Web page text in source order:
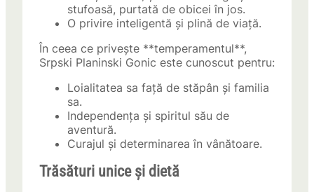
stufoasă, purtată de obicei în jos.
O privire inteligentă și plină de viață.
În ceea ce privește **temperamentul**,
Srpski Planinski Gonic este cunoscut pentru:
Loialitatea sa față de stăpân și familia
sa.
Independența și spiritul său de
aventură.
Curajul și determinarea în vânătoare.
Trăsături unice și dietă